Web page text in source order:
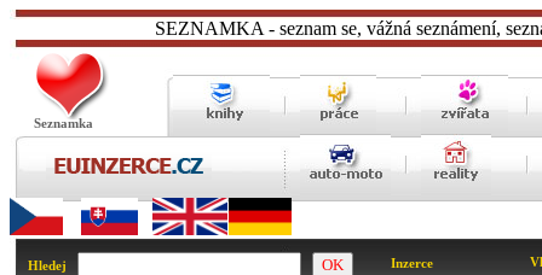
SEZNAMKA - seznam se, vážná seznámení,
Seznamka
Hledej Inzerce